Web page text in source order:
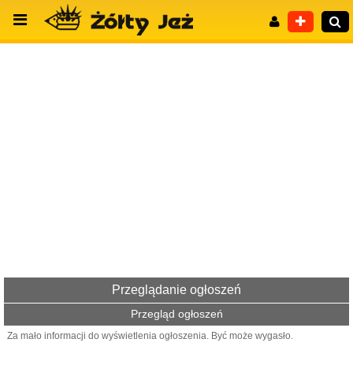
Przeglądanie ogłoszeń
Przegląd ogłoszeń
Za mało informacji do wyświetlenia ogłoszenia. Być może wygasło.